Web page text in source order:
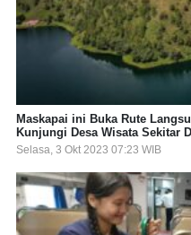
Maskapai ini Buka Rute
Kunjungi Desa Wisata Sekitar
Selasa, 3 Okt 2023 07:23 WIB